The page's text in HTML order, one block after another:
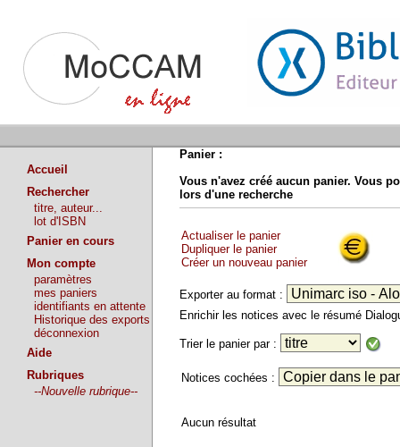
Accueil
Rechercher
titre, auteur...
lot d'ISBN
Panier en cours
Mon compte
paramètres
mes paniers
identifiants en attente
Historique des exports
déconnexion
Aide
Rubriques
--Nouvelle rubrique--
Panier :
Vous n'avez créé aucun panier. Vous
lors d'une recherche
Actualiser le panier
Dupliquer le panier
Créer un nouveau panier
Exporter au format :
Enrichir les notices avec le résumé
Trier le panier par :
Notices cochées :
Aucun résultat